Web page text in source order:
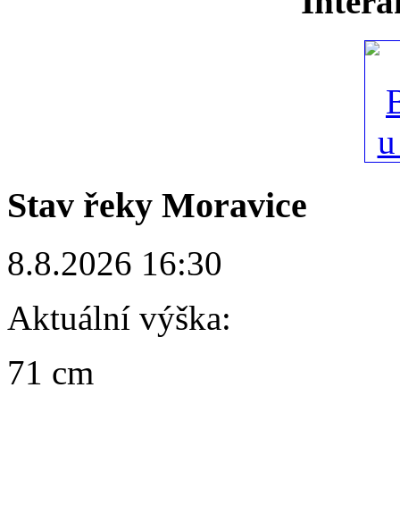
Stav řeky Moravice
8.8.2026 16:30
Aktuální výška:
71 cm